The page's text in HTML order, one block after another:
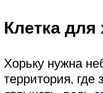
Клетка для
Хорьку нужна
территория, где